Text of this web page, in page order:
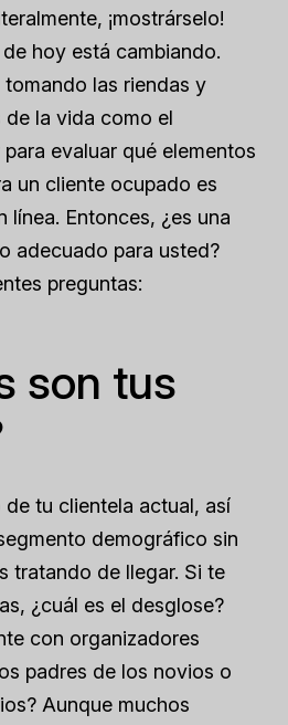
¡mostrárselo!
hoy está cambiando.
tomando las riendas y
la vida como el
evaluar qué elementos
un cliente ocupado es
línea. Entonces, ¿es una
adecuado para usted?
preguntas:
son tus
de tu clientela actual, así
demográfico sin
tratando de llegar. Si te
¿cuál es el desglose?
con organizadores
padres de los novios o
Aunque muchos